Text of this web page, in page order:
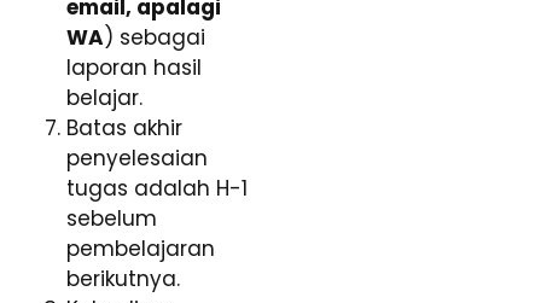
email, apalagi
WA) sebagai
laporan hasil
belajar.
Batas akhir
penyelesaian
tugas adalah H-1
sebelum
pembelajaran
berikutnya.